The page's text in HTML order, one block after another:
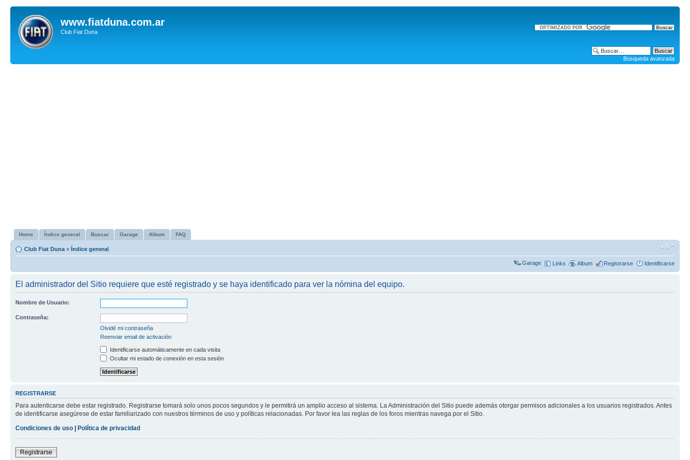
www.fiatduna.com.ar
Club Fiat Duna
Búsqueda avanzada
Home Índice general Buscar Garage Album FAQ
Club Fiat Duna » Índice general
Garage Links Album Registrarse Identificarse
El administrador del Sitio requiere que esté registrado y se haya identificado para ver la nómina del equipo.
Nombre de Usuario:
Contraseña:
Olvidé mi contraseña
Reenviar email de activación
Identificarse automáticamente en cada visita
Ocultar mi estado de conexión en esta sesión
REGISTRARSE
Para autenticarse debe estar registrado. Registrarse tomará solo unos pocos segundos y le permitirá un amplio acceso al sistema. La Administración del Sitio puede además otorgar permisos adicionales a los usuarios registrados. Antes
de identificarse asegúrese de estar familiarizado con nuestros términos de uso y políticas relacionadas. Por favor lea las reglas de los foros mientras navega por el Sitio.
Condiciones de uso | Política de privacidad
Registrarse